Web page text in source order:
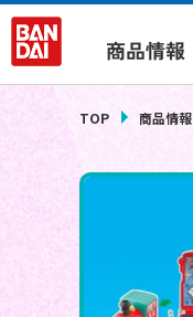
商品情報
TOP 商品情報